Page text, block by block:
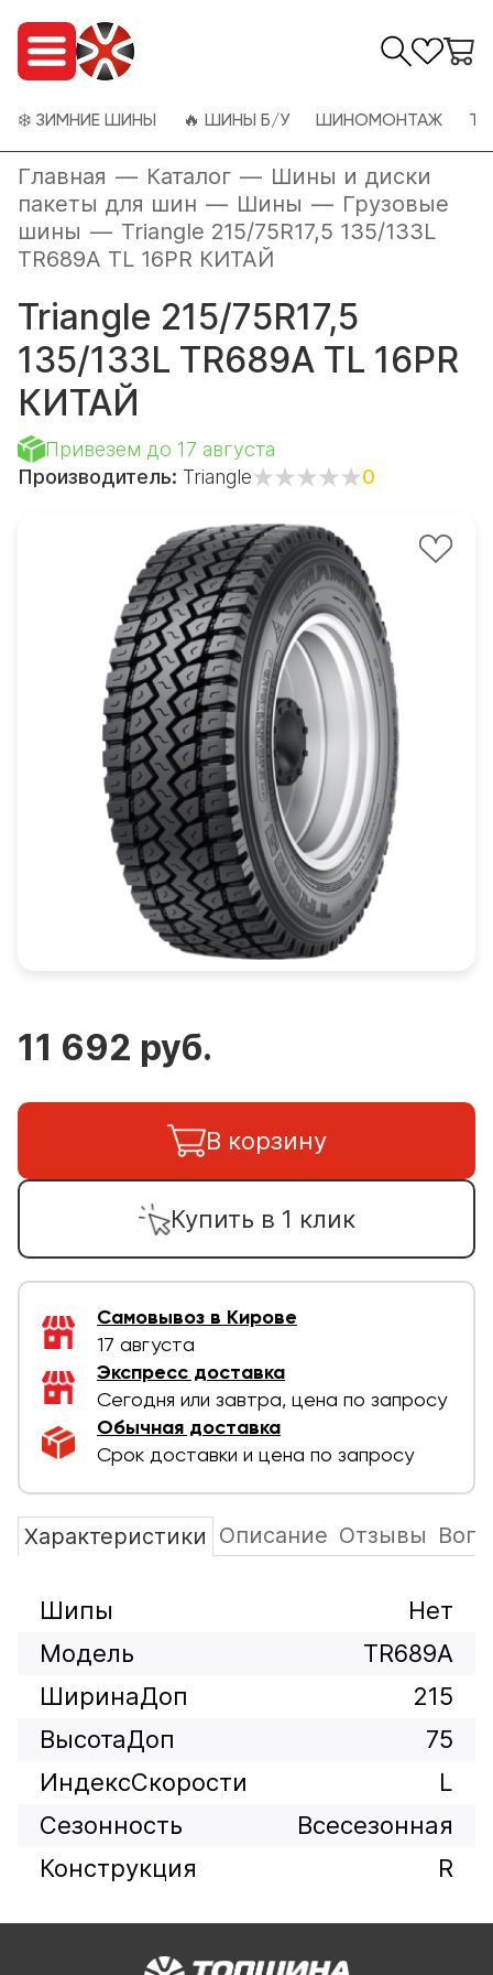
❄️ ЗИМНИЕ ШИНЫ 🔥 ШИНЫ Б/У ШИНОМОНТАЖ
Главная — Каталог — Шины и диски
пакеты для шин — Шины — Грузовые
шины — Triangle 215/75R17,5 135/133L
TR689A TL 16PR КИТАЙ
Triangle 215/75R17,5
135/133L TR689A TL 16PR
КИТАЙ
Привезем до 17 августа
Производитель: Triangle 0
11 692 руб.
В корзину
Купить в 1 клик
Самовывоз в Кирове
17 августа
Экспресс доставка
Сегодня или завтра, цена по запросу
Обычная доставка
Срок доставки и цена по запросу
Характеристики Описание Отзывы
Шипы
Нет
Модель
TR689A
ШиринаДоп
215
ВысотаДоп
75
ИндексСкорости
L
Сезонность
Всесезонная
Конструкция
R